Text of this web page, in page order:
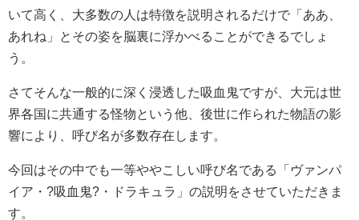
いて高く、大多数の人は特徴を説明されるだけで「ああ、
あれね」とその姿を脳裏に浮かべることができるでしょ
う。
さてそんな一般的に深く浸透した吸血鬼ですが、大元は世
界各国に共通する怪物という他、後世に作られた物語の影
響により、呼び名が多数存在します。
今回はその中でも一等ややこしい呼び名である「ヴァンパ
イア・?吸血鬼?・ドラキュラ」の説明をさせていただきま
す。